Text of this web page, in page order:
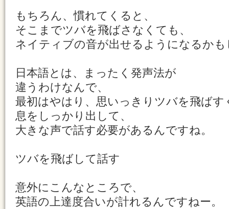
もちろん、慣れてくると、
そこまでツバを飛ばさなくても、
ネイティブの音が出せるようになるか
日本語とは、まったく発声法が
違うわけなんで、
最初はやはり、思いっきりツバを飛ばす
息をしっかり出して、
大きな声で話す必要があるんですね。
ツバを飛ばして話す
意外にこんなところで、
英語の上達度合いが計れるんですねー。